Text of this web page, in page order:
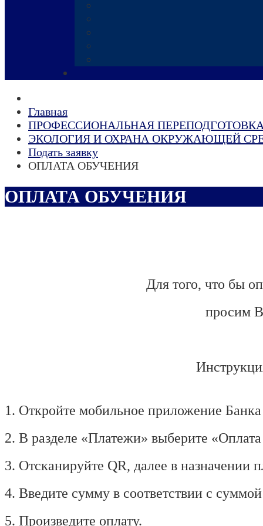
Главная
ПРОФЕССИОНАЛЬНАЯ
ЭКОЛОГИЯ И ОХРАНА ОКРУЖАЮЩЕЙ
Подать заявку
ОПЛАТА ОБУЧЕНИЯ
ОПЛАТА ОБУЧЕНИЯ
Для того, что бы
просим
1. Откройте мобильное приложение Банка
2. В разделе «Платежи» выберите
3. Отсканируйте QR, далее в
4. Введите сумму в соответствии с
5. Произведите оплату.